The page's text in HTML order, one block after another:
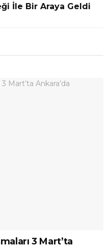
İle Bir Araya Geldi
3 Mart’ta